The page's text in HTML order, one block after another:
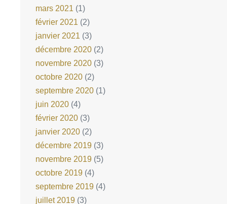
mars 2021 (1)
février 2021 (2)
janvier 2021 (3)
décembre 2020 (2)
novembre 2020 (3)
octobre 2020 (2)
septembre 2020 (1)
juin 2020 (4)
février 2020 (3)
janvier 2020 (2)
décembre 2019 (3)
novembre 2019 (5)
octobre 2019 (4)
septembre 2019 (4)
juillet 2019 (3)